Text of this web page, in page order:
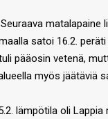
satoi 16.2.
pääosin vetenä,
myös jäätäviä
lämpötila oli